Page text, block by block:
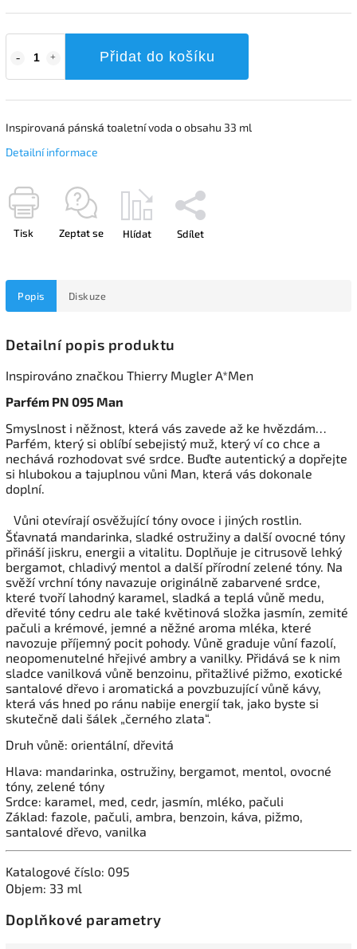
Přidat do košíku
Inspirovaná pánská toaletní voda o obsahu 33 ml
Detailní informace
Tisk Zeptat se Hlídat Sdílet
Popis Diskuze
Detailní popis produktu
Inspirováno značkou Thierry Mugler A*Men
Parfém PN 095 Man
Smyslnost i něžnost, která vás zavede až ke hvězdám…
Parfém, který si oblíbí sebejistý muž, který ví co chce a
nechává rozhodovat své srdce. Buďte autentický a dopřejte
si hlubokou a tajuplnou vůni Man, která vás dokonale
doplní.
Vůni otevírají osvěžující tóny ovoce i jiných rostlin.
Šťavnatá mandarinka, sladké ostružiny a další ovocné tóny
přináší jiskru, energii a vitalitu. Doplňuje je citrusově lehký
bergamot, chladivý mentol a další přírodní zelené tóny. Na
svěží vrchní tóny navazuje originálně zabarvené srdce,
které tvoří lahodný karamel, sladká a teplá vůně medu,
dřevité tóny cedru ale také květinová složka jasmín, zemité
pačuli a krémové, jemné a něžné aroma mléka, které
navozuje příjemný pocit pohody. Vůně graduje vůní fazolí,
neopomenutelné hřejivé ambry a vanilky. Přidává se k nim
sladce vanilková vůně benzoinu, přitažlivé pižmo, exotické
santalové dřevo i aromatická a povzbuzující vůně kávy,
která vás hned po ránu nabije energií tak, jako byste si
skutečně dali šálek „černého zlata“.
Druh vůně: orientální, dřevitá
Hlava: mandarinka, ostružiny, bergamot, mentol, ovocné
tóny, zelené tóny
Srdce: karamel, med, cedr, jasmín, mléko, pačuli
Základ: fazole, pačuli, ambra, benzoin, káva, pižmo,
santalové dřevo, vanilka
Katalogové číslo: 095
Objem: 33 ml
Doplňkové parametry